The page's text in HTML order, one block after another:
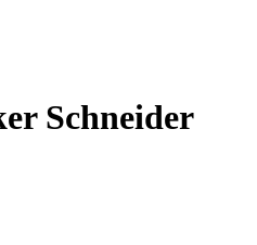
Schneider